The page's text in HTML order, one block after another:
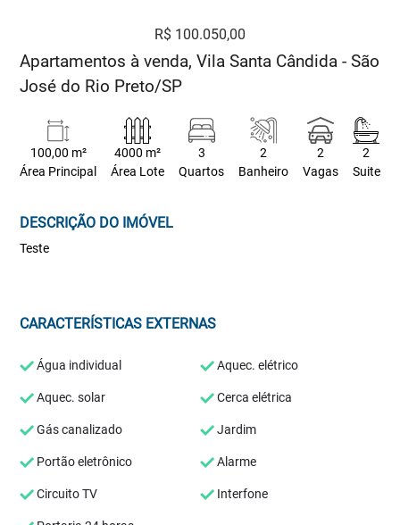
R$ 100.050,00
Apartamentos à venda, Vila Santa Cândida - São
José do Rio Preto/SP
100,00 m²
Área Principal
4000 m²
Área Lote
3
Quartos
2
Banheiro
2
Vagas
2
Suite
DESCRIÇÃO DO IMÓVEL
Teste
CARACTERÍSTICAS EXTERNAS
Água individual Aquec. elétrico
Aquec. solar Cerca elétrica
Gás canalizado Jardim
Portão eletrônico Alarme
Circuito TV Interfone